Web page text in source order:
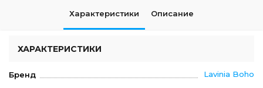
Характеристики Описание
ХАРАКТЕРИСТИКИ
Бренд Lavinia Boho